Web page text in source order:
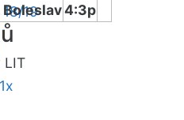
19
Boleslav4:3p
LIT
1x